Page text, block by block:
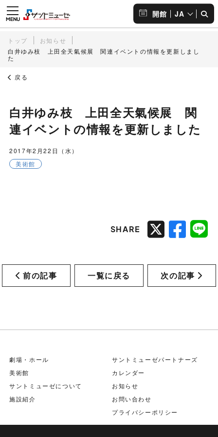
開館 JA
トップ
お知らせ
白井ゆみ枝 上田全天氣候展 関連イベントの情報を更新しまし
た
戻る
白井ゆみ枝 上田全天氣候展 関
連イベントの情報を更新しました
2017年2月22日（水）
美術館
SHARE
前の記事 一覧に戻る 次の記事
劇場・ホール
美術館
サントミューゼについて
施設紹介
サントミューゼパートナーズ
カレンダー
お知らせ
お問い合わせ
プライバシーポリシー